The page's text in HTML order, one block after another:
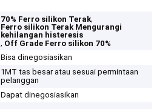
70% Ferro silikon Terak,
Ferro silikon Terak Mengurangi
kehilangan histeresis
, Off Grade Ferro silikon 70%
Bisa dinegosiasikan
1MT tas besar atau sesuai permintaan
pelanggan
Dapat dinegosiasikan